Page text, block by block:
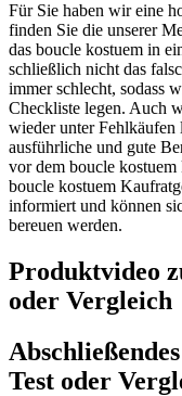
Für Sie haben wir eine
finden Sie die unserer
das boucle kostuem in
schließlich nicht das
immer schlecht, sodass
Checkliste legen. Auch
wieder unter Fehlkäufen
ausführliche und gute
vor dem boucle
boucle kostuem
informiert und können
bereuen werden.
Produktvideo
oder Vergleich
Test oder